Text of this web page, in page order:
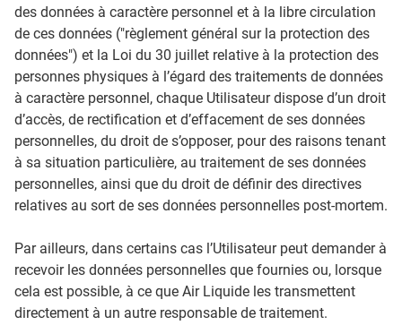
des données à caractère personnel et à la libre circulation
de ces données ("règlement général sur la protection des
données") et la Loi du 30 juillet relative à la protection des
personnes physiques à l’égard des traitements de données
à caractère personnel, chaque Utilisateur dispose d’un droit
d’accès, de rectification et d’effacement de ses données
personnelles, du droit de s’opposer, pour des raisons tenant
à sa situation particulière, au traitement de ses données
personnelles, ainsi que du droit de définir des directives
relatives au sort de ses données personnelles post-mortem.
Par ailleurs, dans certains cas l’Utilisateur peut demander à
recevoir les données personnelles que fournies ou, lorsque
cela est possible, à ce que Air Liquide les transmettent
directement à un autre responsable de traitement.